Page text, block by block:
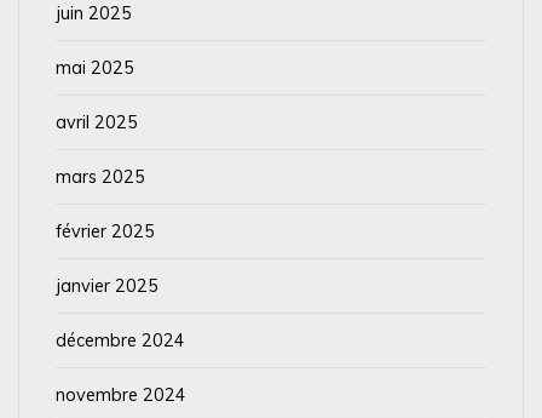
juin 2025
mai 2025
avril 2025
mars 2025
février 2025
janvier 2025
décembre 2024
novembre 2024